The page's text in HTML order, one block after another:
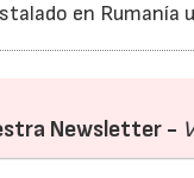
en Rumanía
Newsletter -